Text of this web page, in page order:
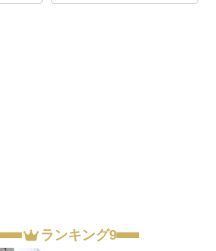
ランキング9